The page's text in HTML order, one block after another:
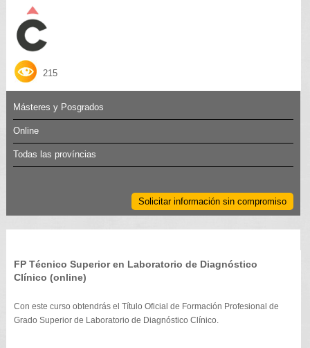
215
Másteres y Posgrados
Online
Todas las províncias
Solicitar información sin compromiso
FP Técnico Superior en Laboratorio de Diagnóstico
Clínico (online)
Con este curso obtendrás el Título Oficial de Formación Profesional de
Grado Superior de Laboratorio de Diagnóstico Clínico.